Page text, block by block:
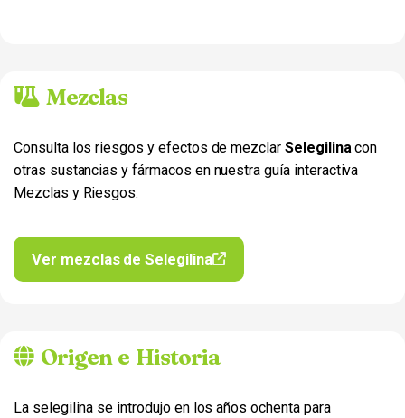
Mezclas
Consulta los riesgos y efectos de mezclar Selegilina con
otras sustancias y fármacos en nuestra guía interactiva
Mezclas y Riesgos.
Ver mezclas de Selegilina
Origen e Historia
La selegilina se introdujo en los años ochenta para